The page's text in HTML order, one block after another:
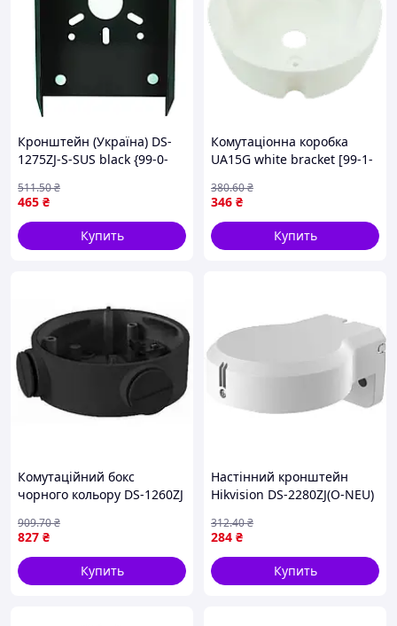
Кронштейн (Україна) DS-
1275ZJ-S-SUS black {99-0-
465 ₴
511.50₴
Купить
Комутаціонна коробка
UA15G white bracket [99-1-
346 ₴
380.60₴
Купить
Комутаційний бокс
чорного кольору DS-1260ZJ
827 ₴
909.70₴
Купить
Настінний кронштейн
Hikvision DS-2280ZJ(O-NEU)
284 ₴
312.40₴
Купить